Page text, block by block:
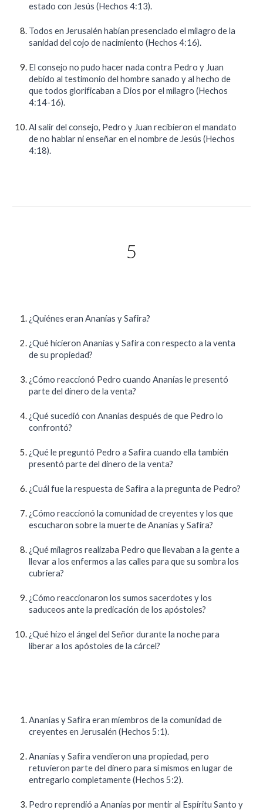
estado con Jesús (Hechos 4:13).
Todos en Jerusalén habían presenciado el milagro de la
sanidad del cojo de nacimiento (Hechos 4:16).
El consejo no pudo hacer nada contra Pedro y Juan
debido al testimonio del hombre sanado y al hecho de
que todos glorificaban a Dios por el milagro (Hechos
4:14-16).
Al salir del consejo, Pedro y Juan recibieron el mandato
de no hablar ni enseñar en el nombre de Jesús (Hechos
4:18).
5
¿Quiénes eran Ananías y Safira?
¿Qué hicieron Ananías y Safira con respecto a la venta
de su propiedad?
¿Cómo reaccionó Pedro cuando Ananías le presentó
parte del dinero de la venta?
¿Qué sucedió con Ananías después de que Pedro lo
confrontó?
¿Qué le preguntó Pedro a Safira cuando ella también
presentó parte del dinero de la venta?
¿Cuál fue la respuesta de Safira a la pregunta de Pedro?
¿Cómo reaccionó la comunidad de creyentes y los que
escucharon sobre la muerte de Ananías y Safira?
¿Qué milagros realizaba Pedro que llevaban a la gente a
llevar a los enfermos a las calles para que su sombra los
cubriera?
¿Cómo reaccionaron los sumos sacerdotes y los
saduceos ante la predicación de los apóstoles?
¿Qué hizo el ángel del Señor durante la noche para
liberar a los apóstoles de la cárcel?
Ananías y Safira eran miembros de la comunidad de
creyentes en Jerusalén (Hechos 5:1).
Ananías y Safira vendieron una propiedad, pero
retuvieron parte del dinero para sí mismos en lugar de
entregarlo completamente (Hechos 5:2).
Pedro reprendió a Ananías por mentir al Espíritu Santo y